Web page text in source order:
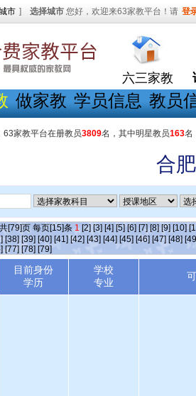
市 ] 选择城市 您好，欢迎来63家教平台！请 登
六三家教
做家教 学员信息 教员
63家教平台在册教员3809名，其中明星教员163名
合
[79]页 每页[15]条 1 [2] [3] [4] [5] [6] [7] [8] [9] [10]
[38] [39] [40] [41] [42] [43] [44] [45] [46] [47] [48]
[77] [78] [79]
目前身份
学历
学校
专业